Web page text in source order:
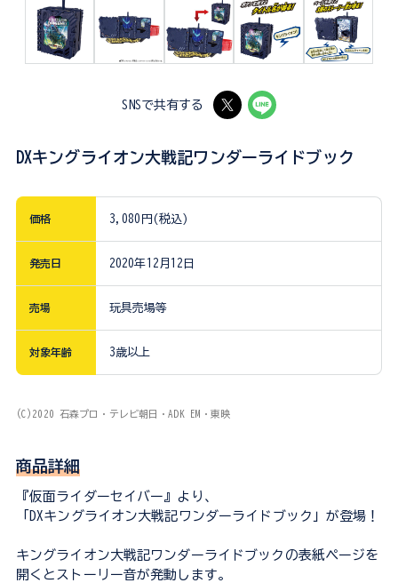
SNSで共有する
DXキングライオン大戦記ワンダーライドブック
価格 3,080円(税込)
発売日 2020年12月12日
売場 玩具売場等
対象年齢 3歳以上
(C)2020 石森プロ・テレビ朝日・ADK EM・東映
商品詳細
『仮面ライダーセイバー』より、
「DXキングライオン大戦記ワンダーライドブック」が登場！
キングライオン大戦記ワンダーライドブックの表紙ページを
開くとストーリー音が発動します。